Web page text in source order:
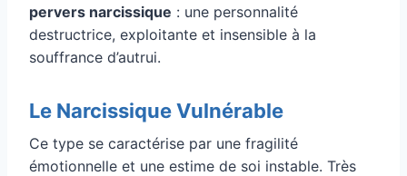
pervers narcissique : une personnalité
destructrice, exploitante et insensible à la
souffrance d’autrui.
Le Narcissique Vulnérable
Ce type se caractérise par une fragilité
émotionnelle et une estime de soi instable. Très